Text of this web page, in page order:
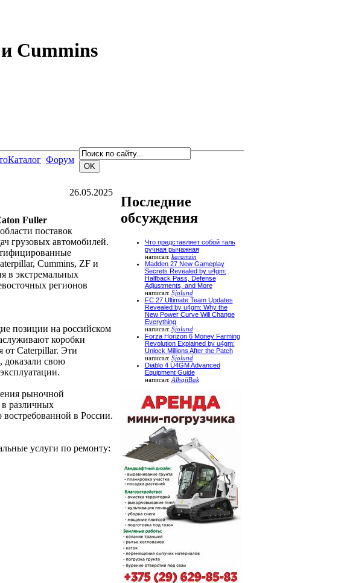
Cummins
Форум
26.05.2025
Fuller
поставок
грузовых автомобилей.
Cummins, ZF и
в экстремальных
регионов
позиции на российском
коробки
от Caterpillar. Эти
доказали свою
рыночной
различных
в России.
услуги по ремонту:
Последние
обсуждения
Что представляет собой таль
ручная рычажная
написал: karamzin
Madden 27 New Gameplay
Secrets Revealed by u4gm:
Halfback Pass, Defense
Adjustments, and More
написал: Sjolund
FC 27 Ultimate Team Updates
Revealed by u4gm: Why the
New Power Curve Will Change
Everything
написал: Sjolund
Forza Horizon 6 Money Farming
Revolution Explained by u4gm:
Unlock Millions After the Patch
написал: Sjolund
Diablo 4 U4GM Advanced
Equipment Guide
написал: AlhajiBak